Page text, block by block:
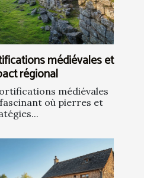
médiévales et
régional
médiévales
où pierres et